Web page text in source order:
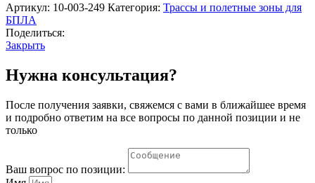
Артикул: 10-003-249 Категория: Трассы и полетные зоны для
БПЛА
Поделиться:
Закрыть
Нужна консультация?
После получения заявки, свяжемся с вами в ближайшее время
и подробно ответим на все вопросы по данной позиции и не
только
Ваш вопрос по позиции: